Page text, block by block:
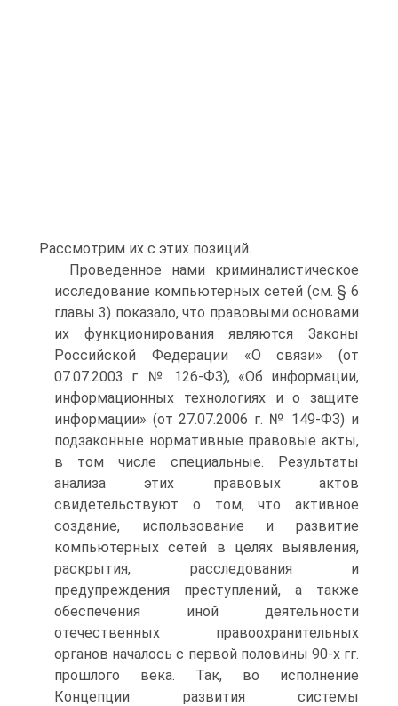
Рассмотрим их с этих позиций.
Проведенное нами криминалистическое
исследование компьютерных сетей (см. § 6
главы 3) показало, что правовыми основами
их функционирования являются Законы
Российской Федерации «О связи» (от
07.07.2003 г. № 126-ФЗ), «Об информации,
информационных технологиях и о защите
информации» (от 27.07.2006 г. № 149-ФЗ) и
подзаконные нормативные правовые акты,
в том числе специальные. Результаты
анализа этих правовых актов
свидетельствуют о том, что активное
создание, использование и развитие
компьютерных сетей в целях выявления,
раскрытия, расследования и
предупреждения преступлений, а также
обеспечения иной деятельности
отечественных правоохранительных
органов началось с первой половины 90-х гг.
прошлого века. Так, во исполнение
Концепции развития системы